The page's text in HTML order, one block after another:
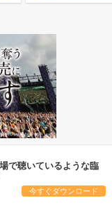
で聴いているような臨
今すぐダウンロード